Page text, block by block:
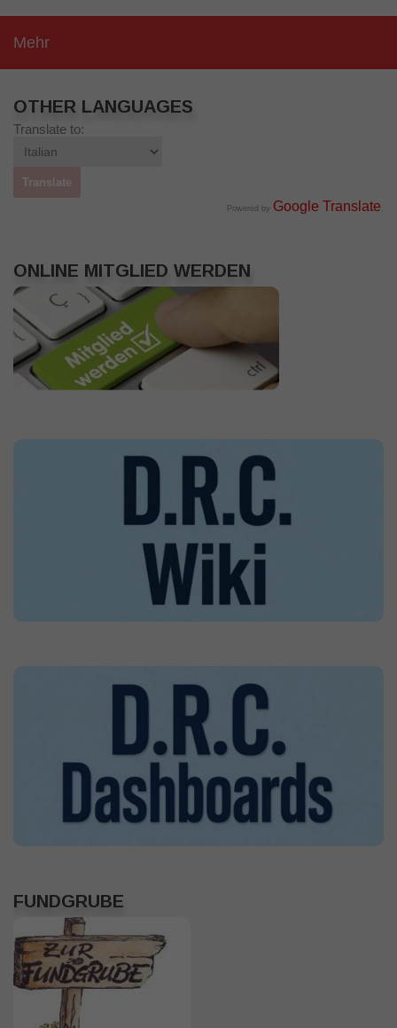
Mehr
OTHER LANGUAGES
Translate to:
Powered by Google Translate
ONLINE MITGLIED WERDEN
FUNDGRUBE